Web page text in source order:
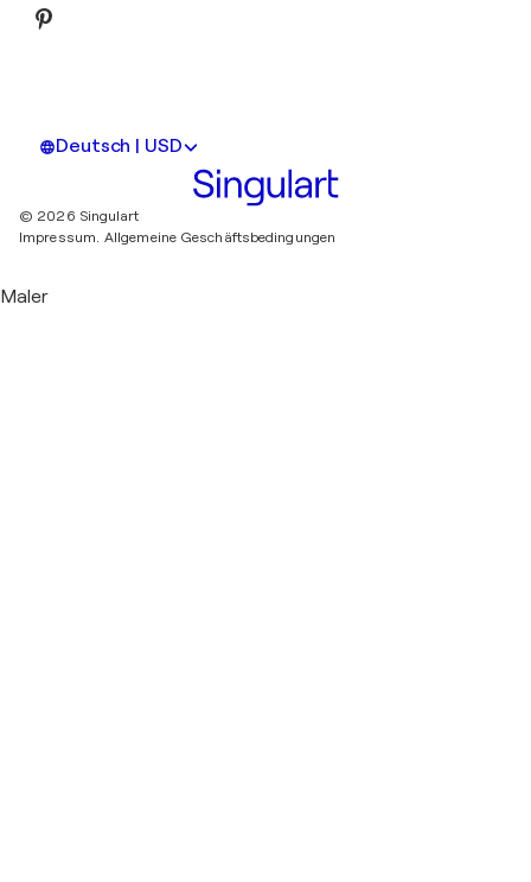
Deutsch | USD
© 2026 Singulart
Impressum. Allgemeine Geschäftsbedingungen
Maler